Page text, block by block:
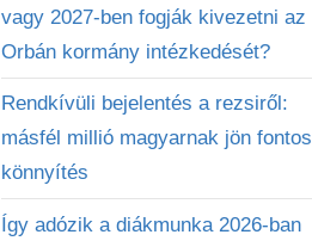
vagy 2027-ben fogják kivezetni az
Orbán kormány intézkedését?
Rendkívüli bejelentés a rezsiről:
másfél millió magyarnak jön fontos
könnyítés
Így adózik a diákmunka 2026-ban